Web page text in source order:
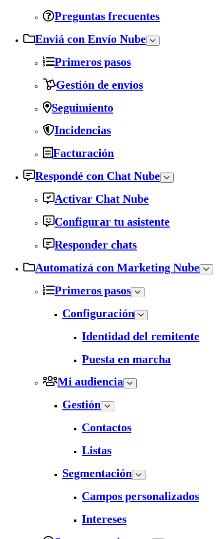
Preguntas frecuentes
Enviá con Envío Nube
Primeros pasos
Gestión de envíos
Seguimiento
Incidencias
Facturación
Respondé con Chat Nube
Activar Chat Nube
Configurar tu asistente
Responder chats
Automatizá con Marketing Nube
Primeros pasos
Configuración
Identidad del remitente
Puesta en marcha
Mi audiencia
Gestión
Contactos
Listas
Segmentación
Campos personalizados
Intereses